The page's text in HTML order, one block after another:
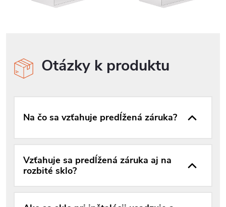
Otázky k produktu
Na čo sa vzťahuje predĺžená záruka?
Vzťahuje sa predĺžená záruka aj na
rozbité sklo?